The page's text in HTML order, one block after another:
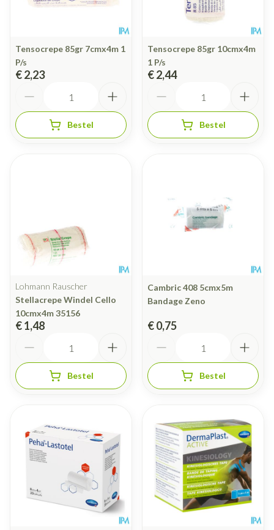
Tensocrepe 85gr 7cmx4m 1
P/s
€ 2,23
Bestel
Tensocrepe 85gr 10cmx4m
1 P/s
€ 2,44
Bestel
Lohmann Rauscher
Stellacrepe Windel Cello
10cmx4m 35156
€ 1,48
Bestel
Cambric 408 5cmx5m
Bandage Zeno
€ 0,75
Bestel